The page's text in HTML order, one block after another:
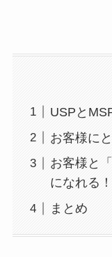
USPと
お客様に
お客様と
になれる！
まとめ